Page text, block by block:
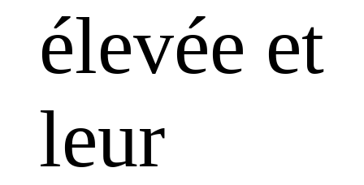
élevée et
leur